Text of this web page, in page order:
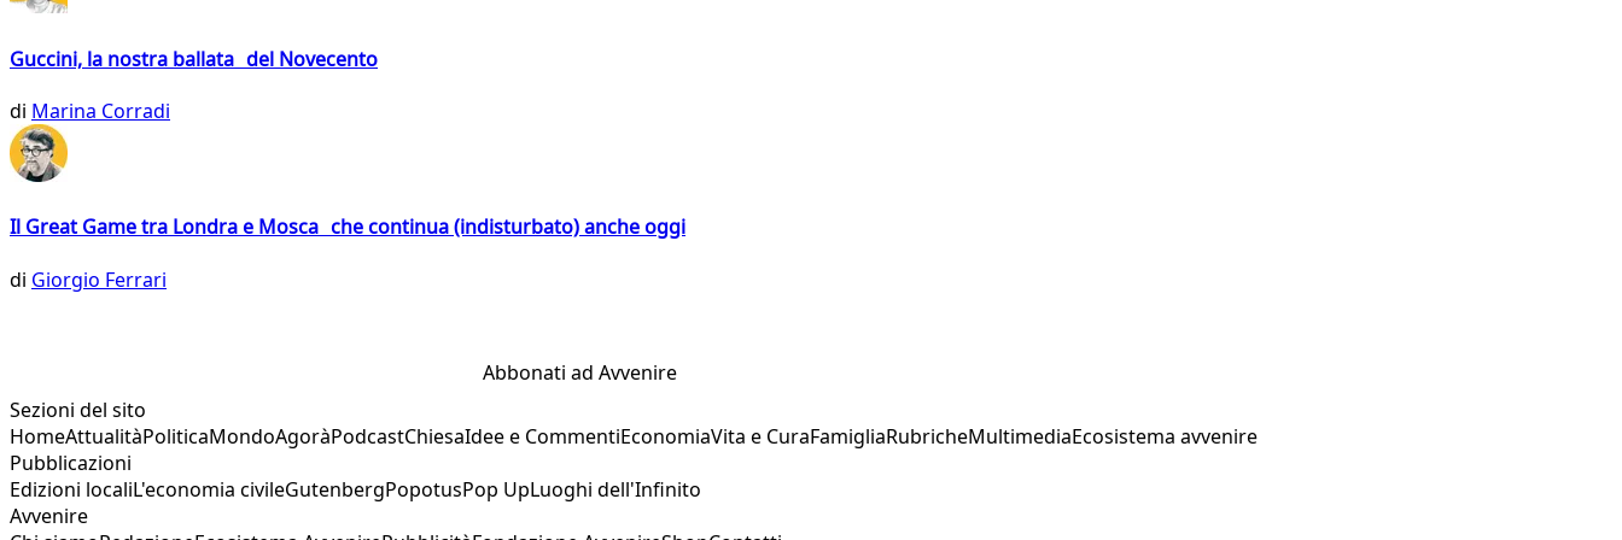
Guccini, la nostra ballata del Novecento
di Marina Corradi
Il Great Game tra Londra e Mosca che continua (indisturbato) anche oggi
di Giorgio Ferrari
Abbonati ad Avvenire
Sezioni del sito
HomeAttualitàPoliticaMondoAgoràPodcastChiesaIdee e CommentiEconomiaVita e CuraFamigliaRubricheMultimediaEcosistema avvenire
Pubblicazioni
Edizioni localiL'economia civileGutenbergPopotusPop UpLuoghi dell'Infinito
Avvenire